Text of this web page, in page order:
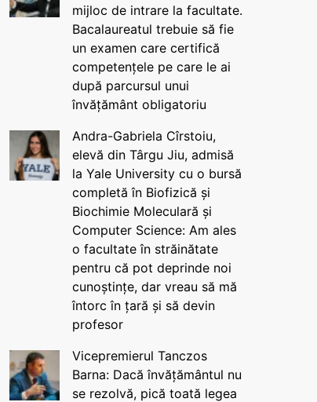
mijloc de intrare la facultate.
Bacalaureatul trebuie să fie
un examen care certifică
competențele pe care le ai
după parcursul unui
învățământ obligatoriu
Andra-Gabriela Cîrstoiu,
elevă din Târgu Jiu, admisă
la Yale University cu o bursă
completă în Biofizică și
Biochimie Moleculară și
Computer Science: Am ales
o facultate în străinătate
pentru că pot deprinde noi
cunoștințe, dar vreau să mă
întorc în țară și să devin
profesor
Vicepremierul Tanczos
Barna: Dacă învățământul nu
se rezolvă, pică toată legea